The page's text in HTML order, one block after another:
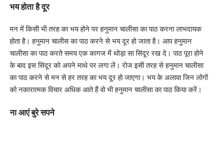
भय होता है दूर
मन में किसी भी तरह का भय होने पर हनुमान चालीसा का पाठ करना लाभदायक
होता है। हनुमान चालीस का पाठ करने से भय दूर हो जाता है। आप हनुमान
चालीसा का पाठ करते समय एक कागज में थोड़ा सा सिंदूर रख दे। पाठ पूरा होने
के बाद इस सिंदूर को अपने माथे पर लगा लें। रोज इसी तरह से हनुमान चालीसा
का पाठ करने से मन से हर तरह का भय दूर हो जाएगा। भय के अलावा जिन लोगों
को नकारात्मक विचार अधिक आते हैं वो भी हनुमान चालीसा का पाठ किया करें।
ना आएं बुरे सपने